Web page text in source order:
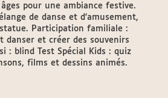
pour une ambiance festive.
de danse et d’amusement,
Participation familiale :
et créer des souvenirs
: blind Test Spécial Kids : quiz
films et dessins animés.